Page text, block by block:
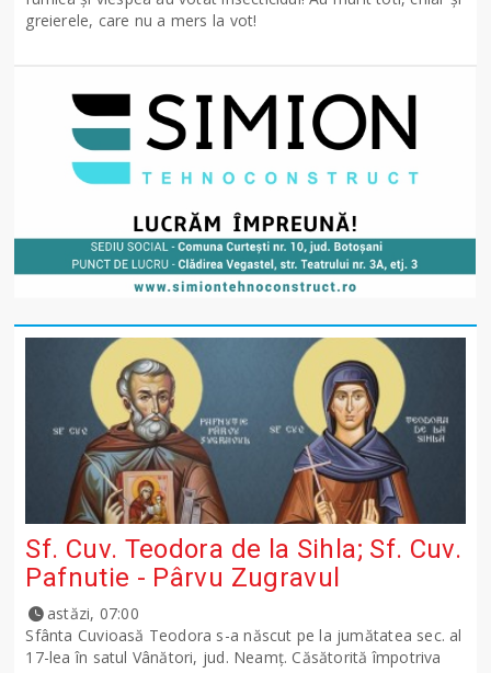
greierele, care nu a mers la vot!
Sf. Cuv. Teodora de la Sihla; Sf. Cuv.
Pafnutie - Pârvu Zugravul
astăzi, 07:00
Sfânta Cuvioasă Teodora s-a născut pe la jumătatea sec. al
17-lea în satul Vânători, jud. Neamţ. Căsătorită împotriva